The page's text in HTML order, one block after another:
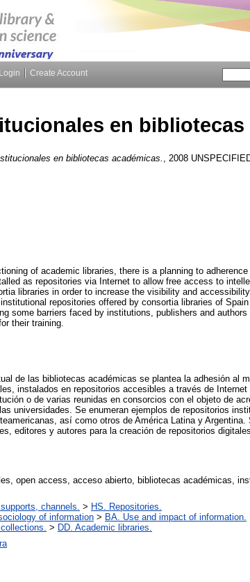
Login Create Account
en bibliotecas
en bibliotecas académicas. , 2008
of academic libraries, there is a planning to
as repositories via Internet to allow free access to
libraries in order to increase the visibility and
repositories offered by consortia libraries of Spain
some barriers faced by institutions, publishers and
their training.
de las bibliotecas académicas se plantea la adhesión al
instalados en repositorios accesibles a través de Internet
o de varias reunidas en consorcios con el objeto de
universidades. Se enumeran ejemplos de repositorios
así como otros de América Latina y Argentina.
editores y autores para la creación de repositorios
open access, acceso abierto, bibliotecas académicas,
channels. > HS. Repositories.
of information > BA. Use and impact of information.
> DD. Academic libraries.